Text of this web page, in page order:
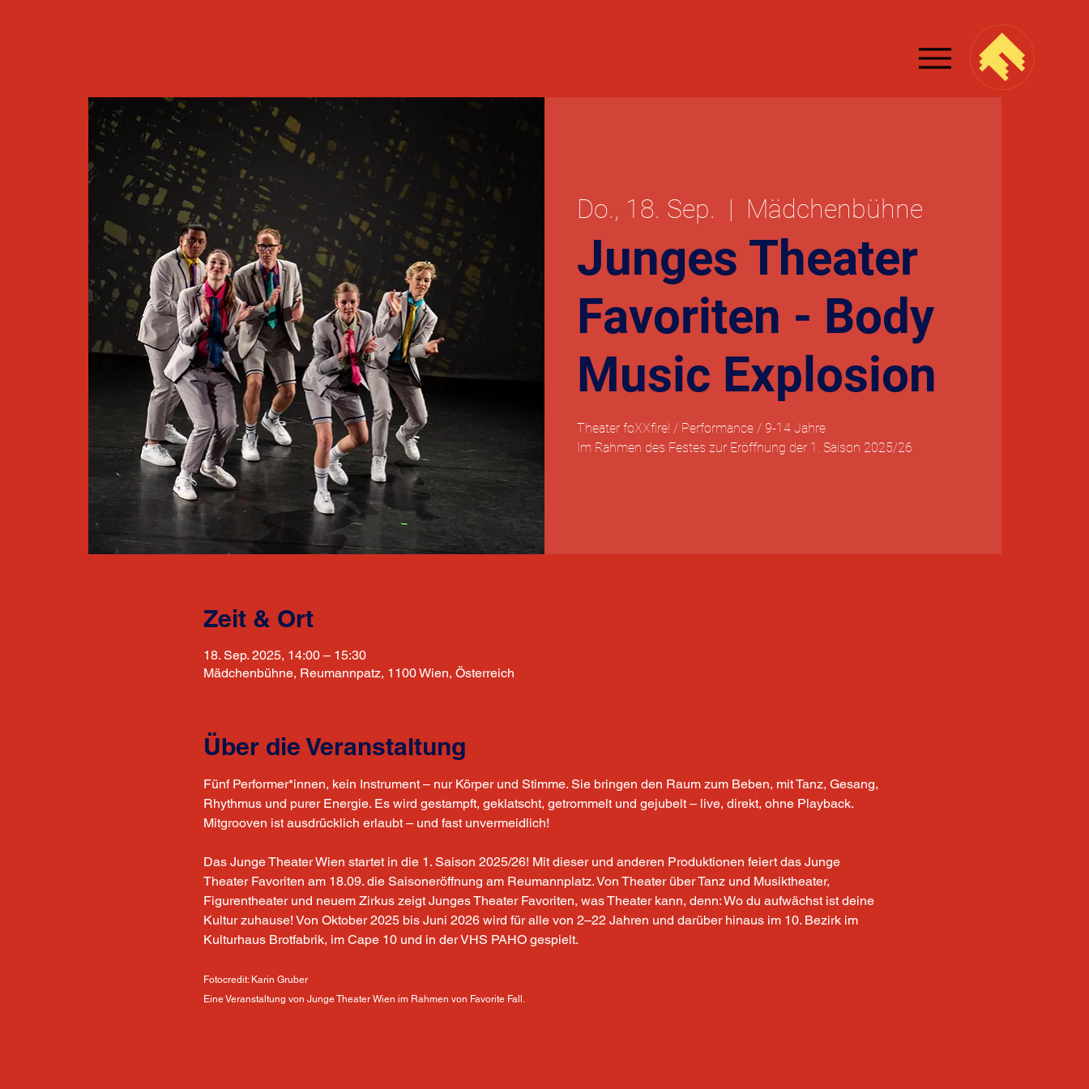
Do., 18. Sep.
  |
Mädchenbühne
Junges Theater
Favoriten - Body
Music Explosion
Theater foXXfire! / Performance / 9-14 Jahre
Im Rahmen des Festes zur Eröffnung der 1. Saison 2025/26
Zeit & Ort
18. Sep. 2025, 14:00 – 15:30
Mädchenbühne, Reumannpatz, 1100 Wien, Österreich
Über die Veranstaltung
Fünf Performer*innen, kein Instrument – nur Körper und Stimme. Sie bringen den Raum zum Beben, mit Tanz, Gesang,
Rhythmus und purer Energie. Es wird gestampft, geklatscht, getrommelt und gejubelt – live, direkt, ohne Playback.
Mitgrooven ist ausdrücklich erlaubt – und fast unvermeidlich!
Das Junge Theater Wien startet in die 1. Saison 2025/26! Mit dieser und anderen Produktionen feiert das Junge
Theater Favoriten am 18.09. die Saisoneröffnung am Reumannplatz. Von Theater über Tanz und Musiktheater,
Figurentheater und neuem Zirkus zeigt Junges Theater Favoriten, was Theater kann, denn: Wo du aufwächst ist deine
Kultur zuhause! Von Oktober 2025 bis Juni 2026 wird für alle von 2–22 Jahren und darüber hinaus im 10. Bezirk im
Kulturhaus Brotfabrik, im Cape 10 und in der VHS PAHO gespielt.
Fotocredit: Karin Gruber
Eine Veranstaltung von Junge Theater Wien im Rahmen von Favorite Fall.